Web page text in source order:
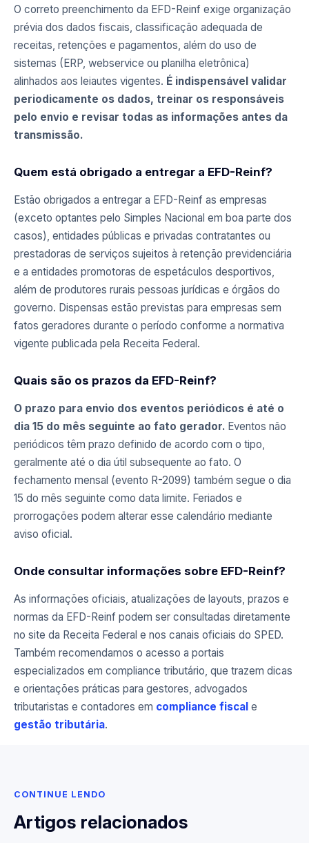
O correto preenchimento da EFD-Reinf exige organização
prévia dos dados fiscais, classificação adequada de
receitas, retenções e pagamentos, além do uso de
sistemas (ERP, webservice ou planilha eletrônica)
alinhados aos leiautes vigentes. É indispensável validar
periodicamente os dados, treinar os responsáveis
pelo envio e revisar todas as informações antes da
transmissão.
Quem está obrigado a entregar a EFD-Reinf?
Estão obrigados a entregar a EFD-Reinf as empresas
(exceto optantes pelo Simples Nacional em boa parte dos
casos), entidades públicas e privadas contratantes ou
prestadoras de serviços sujeitos à retenção previdenciária
e a entidades promotoras de espetáculos desportivos,
além de produtores rurais pessoas jurídicas e órgãos do
governo. Dispensas estão previstas para empresas sem
fatos geradores durante o período conforme a normativa
vigente publicada pela Receita Federal.
Quais são os prazos da EFD-Reinf?
O prazo para envio dos eventos periódicos é até o
dia 15 do mês seguinte ao fato gerador. Eventos não
periódicos têm prazo definido de acordo com o tipo,
geralmente até o dia útil subsequente ao fato. O
fechamento mensal (evento R-2099) também segue o dia
15 do mês seguinte como data limite. Feriados e
prorrogações podem alterar esse calendário mediante
aviso oficial.
Onde consultar informações sobre EFD-Reinf?
As informações oficiais, atualizações de layouts, prazos e
normas da EFD-Reinf podem ser consultadas diretamente
no site da Receita Federal e nos canais oficiais do SPED.
Também recomendamos o acesso a portais
especializados em compliance tributário, que trazem dicas
e orientações práticas para gestores, advogados
tributaristas e contadores em compliance fiscal e
gestão tributária.
CONTINUE LENDO
Artigos relacionados